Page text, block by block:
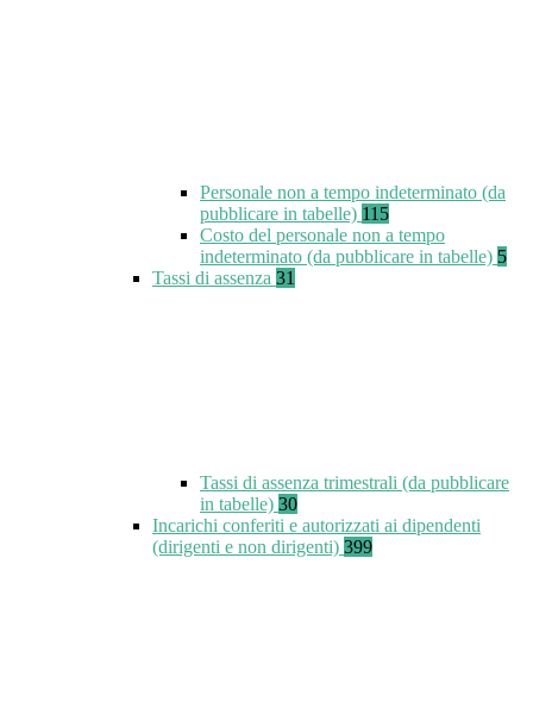
Personale non a tempo indeterminato (da
pubblicare in tabelle) 115
Costo del personale non a tempo
indeterminato (da pubblicare in tabelle) 5
Tassi di assenza 31
Tassi di assenza trimestrali (da pubblicare
in tabelle) 30
Incarichi conferiti e autorizzati ai dipendenti
(dirigenti e non dirigenti) 399